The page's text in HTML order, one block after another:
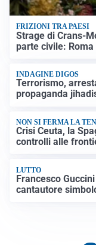
FRIZIONI TRA PAESI
Strage di Crans-
parte civile:
INDAGINE DIGOS
Terrorismo,
propaganda
NON SI FERMA LA
Crisi Ceuta, la
controlli alle
LUTTO
Francesco
cantautore